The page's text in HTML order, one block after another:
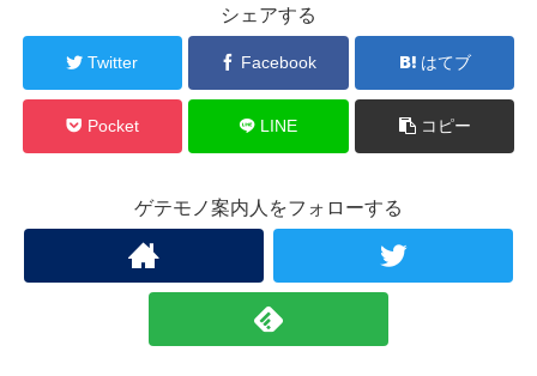
シェアする
Twitter Facebook はてブ
Pocket LINE コピー
ゲテモノ案内人をフォローする